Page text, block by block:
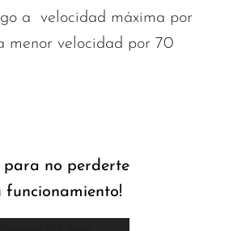
a velocidad máxima por
menor velocidad por 70
no perderte
funcionamiento!